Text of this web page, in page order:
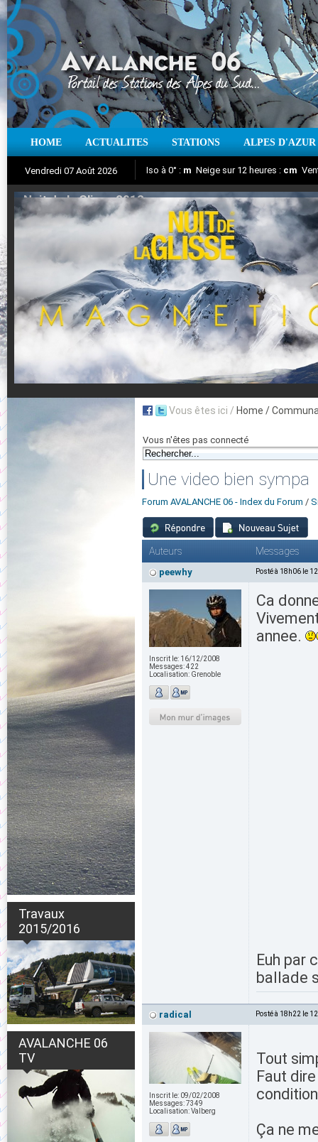
HOME ACTUALITES STATIONS ALPES D'AZUR
Vendredi 07 Août 2026
Aujourd'hui : T° Min : °C T° Max :°C
Iso à 0° : m Neige sur 12 heures : cm
Suivez en direct l'actualité des stations
Nuit de la Glisse 2018
Travaux
2015/2016
AVALANCHE 06
TV
Vous êtes ici / Home /
Vous n'êtes pas connecté
Une video bien sympa
Forum AVALANCHE 06 - Index du Forum /
Auteurs Messages
peewhy Posté à 18h06 le
Inscrit le: 16/12/2008
Messages:422
Localisation: Grenoble
Ca
annee.
Euh par
ballade
radical Posté à 18h22 le
Inscrit le: 09/02/2008
Messages:7349
Localisation:Valberg
Tout
Faut
Ça ne